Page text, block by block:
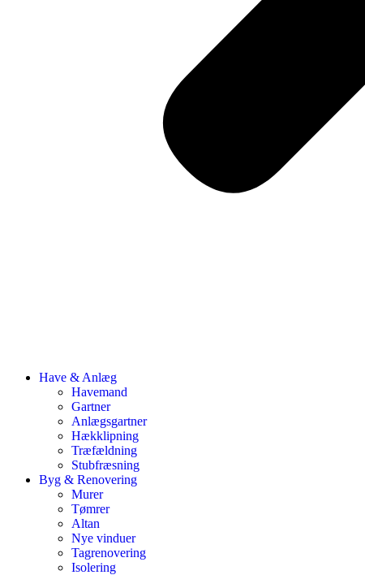
Have & Anlæg
Havemand
Gartner
Anlægsgartner
Hækklipning
Træfældning
Stubfræsning
Byg & Renovering
Murer
Tømrer
Altan
Nye vinduer
Tagrenovering
Isolering